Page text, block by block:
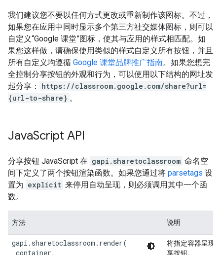
我们建议您不要以任何方式更改或重新制作该图标。不过，
如果您在应用中同时显示多个第三方社交媒体图标，则可以
自定义“Google 课堂”图标，使其与应用的样式相匹配。如
果您这样做，请确保使用类似的样式自定义所有按钮，并且
所有自定义均遵循 Google 课堂品牌推广指南。如果您想完
全控制分享按钮的外观和行为，可以使用以下结构的网址发
起分享：
https://classroom.google.com/share?url=
{url-to-share} 。
JavaScript API
分享按钮 JavaScript 在 gapi.sharetoclassroom 命名空
间下定义了两个按钮渲染函数。如果您通过将 parsetags 设
置为 explicit 来停用自动呈现，则必须调用其中一个函
数。
方法 说明
gapi.sharetoclassroom.render(
container,
将指定容器呈现
享按钮。